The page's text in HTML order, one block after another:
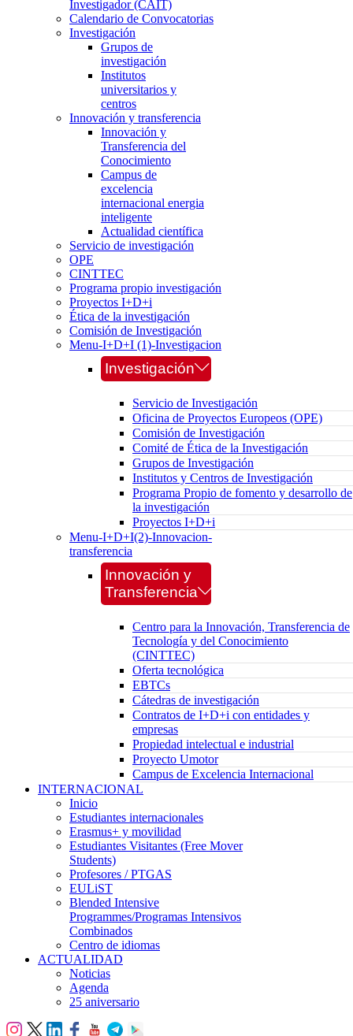
Investigador (CAIT)
Calendario de Convocatorias
Investigación
Grupos de
investigación
Institutos
universitarios y
centros
Innovación y transferencia
Innovación y
Transferencia del
Conocimiento
Campus de
excelencia
internacional energia
inteligente
Actualidad científica
Servicio de investigación
OPE
CINTTEC
Programa propio investigación
Proyectos I+D+i
Ética de la investigación
Comisión de Investigación
Menu-I+D+I (1)-Investigacion
Investigación
Servicio de Investigación
Oficina de Proyectos Europeos (OPE)
Comisión de Investigación
Comité de Ética de la Investigación
Grupos de Investigación
Institutos y Centros de Investigación
Programa Propio de fomento y desarrollo de
la investigación
Proyectos I+D+i
Menu-I+D+I(2)-Innovacion-
transferencia
Innovación y
Transferencia
Centro para la Innovación, Transferencia de
Tecnología y del Conocimiento
(CINTTEC)
Oferta tecnológica
EBTCs
Cátedras de investigación
Contratos de I+D+i con entidades y
empresas
Propiedad intelectual e industrial
Proyecto Umotor
Campus de Excelencia Internacional
INTERNACIONAL
Inicio
Estudiantes internacionales
Erasmus+ y movilidad
Estudiantes Visitantes (Free Mover
Students)
Profesores / PTGAS
EULiST
Blended Intensive
Programmes/Programas Intensivos
Combinados
Centro de idiomas
ACTUALIDAD
Noticias
Agenda
25 aniversario